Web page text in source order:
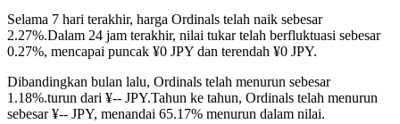
USDC Berjangka
Kontrak berjangka menggunakan USDC sebagai jaminannya
Selama 7 hari terakhir, harga Ordinals telah naik sebesar
2.27%.Dalam 24 jam terakhir, nilai tukar telah berfluktuasi sebesar
0.27%, mencapai puncak ¥0 JPY dan terendah ¥0 JPY.
Dibandingkan bulan lalu, Ordinals telah menurun sebesar
1.18%.turun dari ¥-- JPY.Tahun ke tahun, Ordinals telah menurun
sebesar ¥-- JPY, menandai 65.17% menurun dalam nilai.